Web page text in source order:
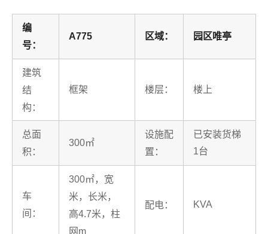
编
号：
A775 区域： 园区唯亭
建筑
结
构：
框架 楼层： 楼上
总面
积：
300㎡
设施配
置：
已安装货梯
1台
车
间：
300㎡，宽
米，长米，
高4.7米，柱
网m
配电： KVA